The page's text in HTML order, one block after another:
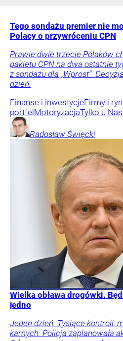
Tego sondażu premier nie
Polacy o przywróceniu CPN
Prawie dwie trzecie Polaków
pakietu CPN na dwa ostatnie
z sondażu dla „Wprost”.
dzień.
Finanse i inwestycjeFirmy i
portfel MotoryzacjaTylko u Nas
Radosław Święcki
Wielka obława drogówki.
jedno
Jeden dzień. Tysiące kontroli,
karnych. Policja zaplanowała